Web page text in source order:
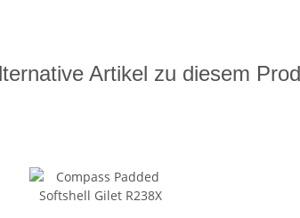
Artikel zu diesem